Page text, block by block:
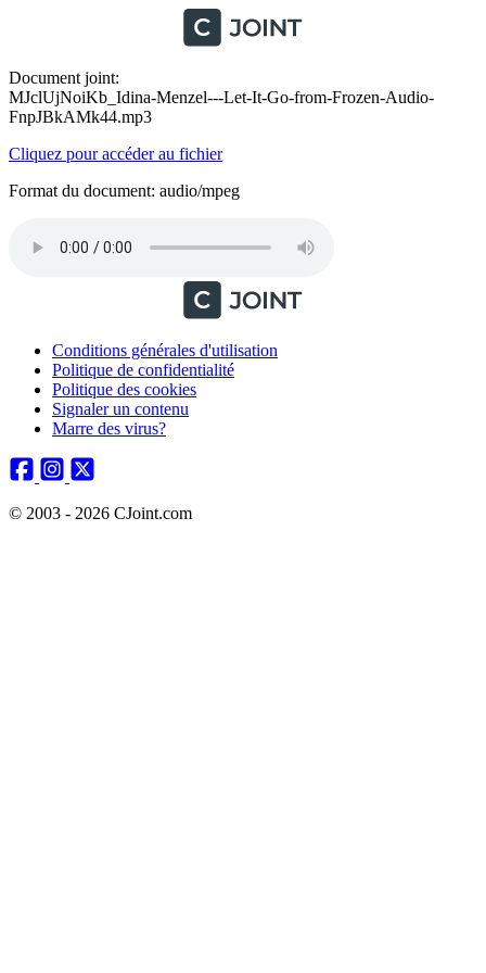
Document joint:
MJclUjNoiKb_Idina-Menzel---Let-It-Go-from-Frozen-Audio-
FnpJBkAMk44.mp3
Cliquez pour accéder au fichier
Format du document: audio/mpeg
Conditions générales d'utilisation
Politique de confidentialité
Politique des cookies
Signaler un contenu
Marre des virus?
© 2003 - 2026 CJoint.com